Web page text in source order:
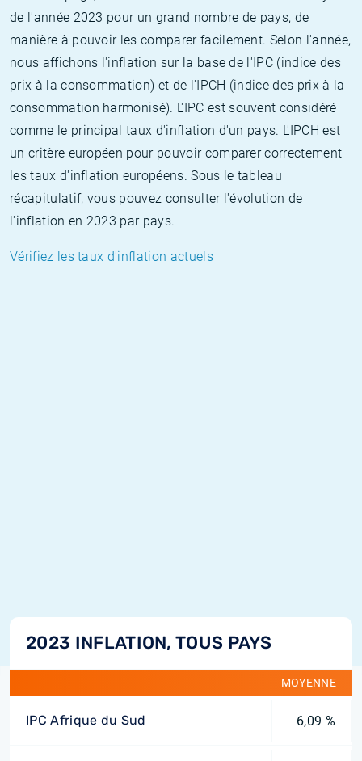
de l'année 2023 pour un grand nombre de pays, de
manière à pouvoir les comparer facilement. Selon l'année,
nous affichons l'inflation sur la base de l'IPC (indice des
prix à la consommation) et de l'IPCH (indice des prix à la
consommation harmonisé). L'IPC est souvent considéré
comme le principal taux d'inflation d'un pays. L'IPCH est
un critère européen pour pouvoir comparer correctement
les taux d'inflation européens. Sous le tableau
récapitulatif, vous pouvez consulter l'évolution de
l'inflation en 2023 par pays.
Vérifiez les taux d'inflation actuels
2023 INFLATION, TOUS PAYS
MOYENNE
IPC Afrique du Sud 6,09 %